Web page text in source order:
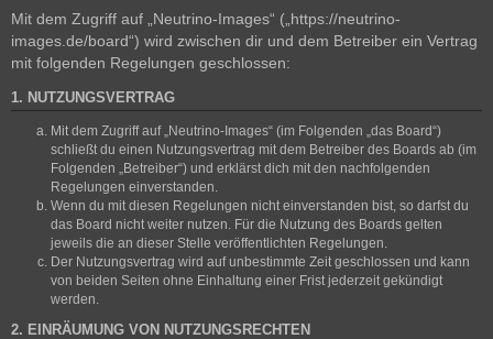
Mit dem Zugriff auf „Neutrino-Images“ („https://neutrino-
images.de/board“) wird zwischen dir und dem Betreiber ein Vertrag
mit folgenden Regelungen geschlossen:
1. NUTZUNGSVERTRAG
Mit dem Zugriff auf „Neutrino-Images“ (im Folgenden „das Board“)
schließt du einen Nutzungsvertrag mit dem Betreiber des Boards ab (im
Folgenden „Betreiber“) und erklärst dich mit den nachfolgenden
Regelungen einverstanden.
Wenn du mit diesen Regelungen nicht einverstanden bist, so darfst du
das Board nicht weiter nutzen. Für die Nutzung des Boards gelten
jeweils die an dieser Stelle veröffentlichten Regelungen.
Der Nutzungsvertrag wird auf unbestimmte Zeit geschlossen und kann
von beiden Seiten ohne Einhaltung einer Frist jederzeit gekündigt
werden.
2. EINRÄUMUNG VON NUTZUNGSRECHTEN